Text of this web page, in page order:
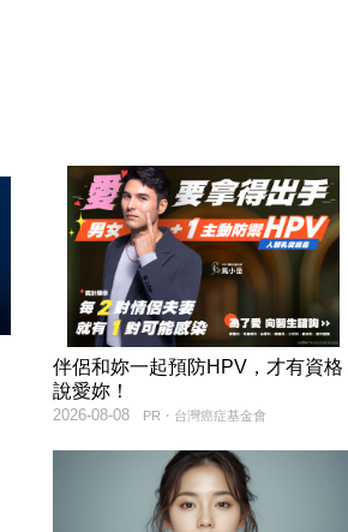
伴侶和妳一起預防HPV，才有資格
說愛妳！
PR・台灣癌症基金會
2026-08-08